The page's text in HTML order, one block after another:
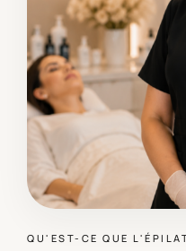
QU'EST-CE QUE